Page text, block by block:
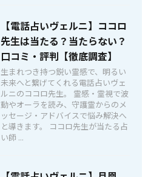
【電話占いヴェルニ】ココロ
先生は当たる？当たらない？
口コミ・評判【徹底調査】
生まれつき持つ鋭い霊感で、明るい
未来へと繋げてくれる電話占いヴェ
ルニのココロ先生。 霊感・霊視で波
動やオーラを読み、守護霊からのメ
ッセージ・アドバイスで悩み解決へ
と導きます。 ココロ先生が当たる占
い師 ...